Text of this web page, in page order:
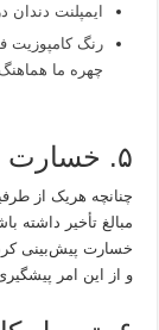
ایمپلنت دندان
رنگ کامپوزیت
چهره ما
۵. خسارت تأخیر
چنانچه هریک از
مبالغ تأخیر داشته
خسارت پیش‌بینی کرد
و از این امر